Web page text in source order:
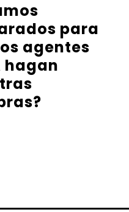
para
agentes
hagan